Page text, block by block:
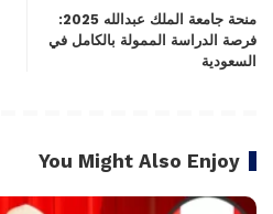
منحة جامعة الملك عبدالله 2025:
فرصة الدراسة الممولة بالكامل في
السعودية
You Might Also Enjoy